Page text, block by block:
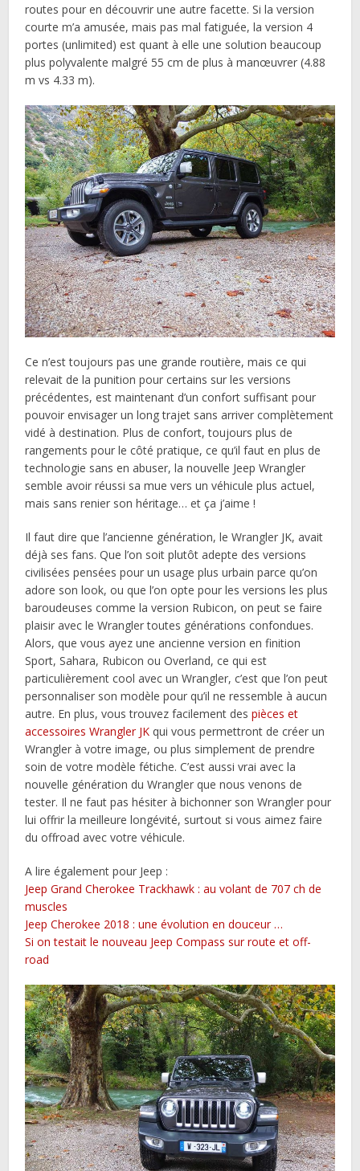
routes pour en découvrir une autre facette. Si la version
courte m’a amusée, mais pas mal fatiguée, la version 4
portes (unlimited) est quant à elle une solution beaucoup
plus polyvalente malgré 55 cm de plus à manœuvrer (4.88
m vs 4.33 m).
Ce n’est toujours pas une grande routière, mais ce qui
relevait de la punition pour certains sur les versions
précédentes, est maintenant d’un confort suffisant pour
pouvoir envisager un long trajet sans arriver complètement
vidé à destination. Plus de confort, toujours plus de
rangements pour le côté pratique, ce qu’il faut en plus de
technologie sans en abuser, la nouvelle Jeep Wrangler
semble avoir réussi sa mue vers un véhicule plus actuel,
mais sans renier son héritage… et ça j’aime !
Il faut dire que l’ancienne génération, le Wrangler JK, avait
déjà ses fans. Que l’on soit plutôt adepte des versions
civilisées pensées pour un usage plus urbain parce qu’on
adore son look, ou que l’on opte pour les versions les plus
baroudeuses comme la version Rubicon, on peut se faire
plaisir avec le Wrangler toutes générations confondues.
Alors, que vous ayez une ancienne version en finition
Sport, Sahara, Rubicon ou Overland, ce qui est
particulièrement cool avec un Wrangler, c’est que l’on peut
personnaliser son modèle pour qu’il ne ressemble à aucun
autre. En plus, vous trouvez facilement despièces et
accessoires Wrangler JK qui vous permettront de créer un
Wrangler à votre image, ou plus simplement de prendre
soin de votre modèle fétiche. C’est aussi vrai avec la
nouvelle génération du Wrangler que nous venons de
tester. Il ne faut pas hésiter à bichonner son Wrangler pour
lui offrir la meilleure longévité, surtout si vous aimez faire
du offroad avec votre véhicule.
A lire également pour Jeep :
Jeep Grand Cherokee Trackhawk : au volant de 707 ch de
muscles
Jeep Cherokee 2018 : une évolution en douceur …
Si on testait le nouveau Jeep Compass sur route et off-
road